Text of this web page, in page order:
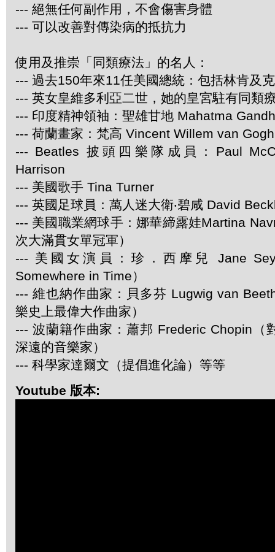
--- 絕無任何副作用，不會傷害身體
--- 可以改善對傳染病的抵抗力
使用及推崇「同類療法」的名人：
--- 過去150年來11任美國總統：包括林肯及
--- 英女皇維多利亞二世，她的皇宮駐有同類
--- 印度精神領袖：聖雄甘地 Mahatma
--- 荷蘭畫家：梵高 Vincent Willem van Gogh
--- Beatles 披頭四樂隊成員：Paul
Harrison
--- 美國歌手 Tina Turner
--- 英國足球員：萬人迷大衛‧碧咸 David
--- 美國職業網球手：娜華締露娃Martina
次大滿貫女單冠軍）
--- 美國女演員：珍．西摩兒 Jane
Somewhere in Time）
--- 維也納作曲家：貝多芬 Lugwig van
樂史上最偉大作曲家）
--- 波蘭籍作曲家：蕭邦 Frederic Chopin（
深遠的音樂家）
--- 科學家達爾文（提倡進化論）等等
Youtube 版本: